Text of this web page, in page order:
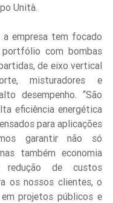
Unità.
a empresa tem focado
portfólio com bombas
de eixo vertical
misturadores e
desempenho. “São
eficiência energética
para aplicações
garantir não só
também economia
de custos
os nossos clientes, o
projetos públicos e